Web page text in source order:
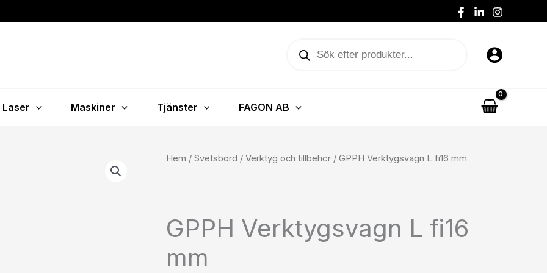
Laser Maskiner Tjänster FAGON AB
Hem / Svetsbord / Verktyg och tillbehör / GPPH Verktygsvagn L fi16 mm
GPPH Verktygsvagn L fi16
mm
GPPH
mm
mängd